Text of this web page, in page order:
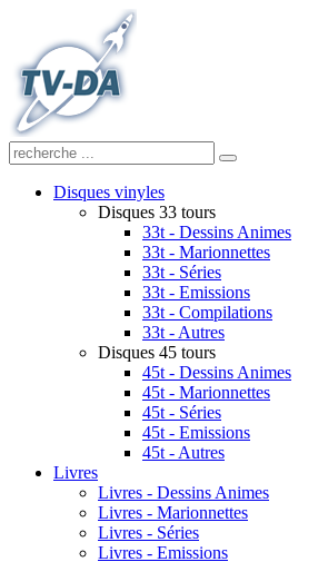
Disques vinyles
Disques 33 tours
33t - Dessins Animes
33t - Marionnettes
33t - Séries
33t - Emissions
33t - Compilations
33t - Autres
Disques 45 tours
45t - Dessins Animes
45t - Marionnettes
45t - Séries
45t - Emissions
45t - Autres
Livres
Livres - Dessins Animes
Livres - Marionnettes
Livres - Séries
Livres - Emissions